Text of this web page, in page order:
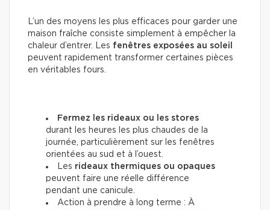
L’un des moyens les plus efficaces pour garder une
maison fraîche consiste simplement à empêcher la
chaleur d’entrer. Les fenêtres exposées au soleil
peuvent rapidement transformer certaines pièces
en véritables fours.
Fermez les rideaux ou les stores
durant les heures les plus chaudes de la
journée, particulièrement sur les fenêtres
orientées au sud et à l’ouest.
Les rideaux thermiques ou opaques
peuvent faire une réelle différence
pendant une canicule.
Action à prendre à long terme : À